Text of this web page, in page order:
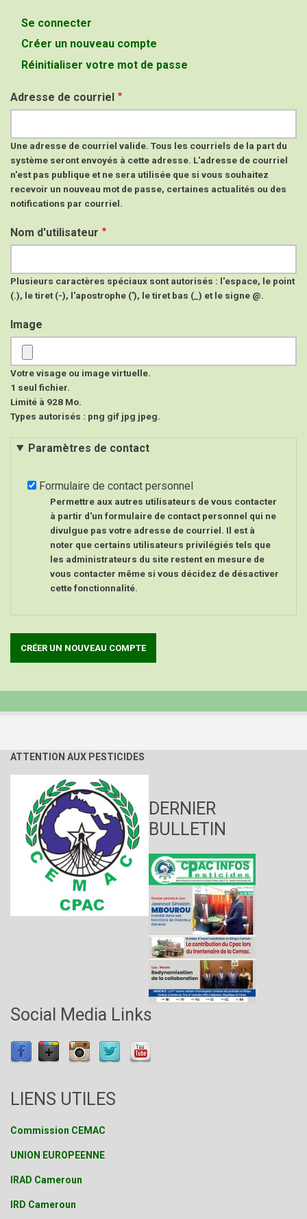
Onglets
principaux
Se connecter
Créer un nouveau compte
actif)
Réinitialiser votre mot de passe
Adresse de courriel
Une adresse de courriel valide. Tous les courriels de la part du
système seront envoyés à cette adresse. L'adresse de courriel
n'est pas publique et ne sera utilisée que si vous souhaitez
recevoir un nouveau mot de passe, certaines actualités ou des
notifications par courriel.
Nom d'utilisateur
Plusieurs caractères spéciaux sont autorisés : l'espace, le point
(.), le tiret (-), l'apostrophe ('), le tiret bas (_) et le signe @.
Image
Votre visage ou image virtuelle.
1 seul fichier.
Limité à 928 Mo.
Types autorisés : png gif jpg jpeg.
Paramètres de contact
Formulaire de contact personnel
Permettre aux autres utilisateurs de vous contacter
à partir d'un formulaire de contact personnel qui ne
divulgue pas votre adresse de courriel. Il est à
noter que certains utilisateurs privilégiés tels que
les administrateurs du site restent en mesure de
vous contacter même si vous décidez de désactiver
cette fonctionnalité.
ATTENTION AUX PESTICIDES
DERNIER
BULLETIN
Social Media Links
LIENS UTILES
Commission CEMAC
UNION EUROPEENNE
IRAD Cameroun
IRD Cameroun